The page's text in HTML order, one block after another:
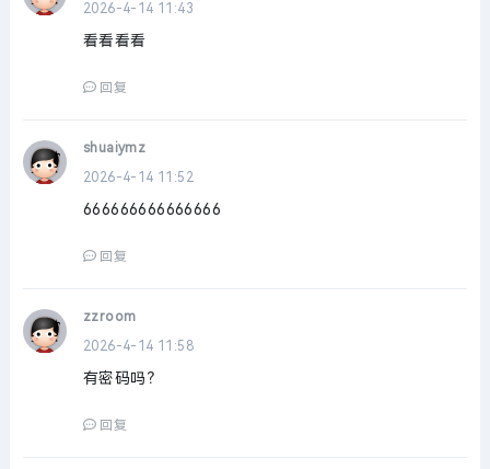
2026-4-14 11:43
看看看看
回复
shuaiymz
2026-4-14 11:52
666666666666666
回复
zzroom
2026-4-14 11:58
有密码吗？
回复